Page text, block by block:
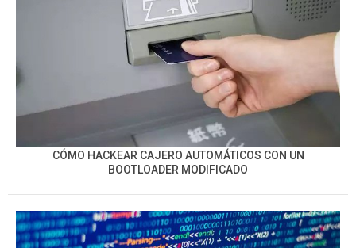
CÓMO HACKEAR CAJERO AUTOMÁTICOS CON UN
BOOTLOADER MODIFICADO